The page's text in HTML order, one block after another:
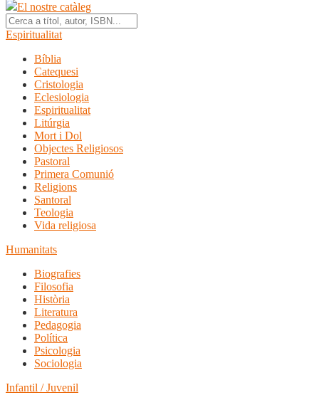
El nostre catàleg
Espiritualitat
Bíblia
Catequesi
Cristologia
Eclesiologia
Espiritualitat
Litúrgia
Mort i Dol
Objectes Religiosos
Pastoral
Primera Comunió
Religions
Santoral
Teologia
Vida religiosa
Humanitats
Biografies
Filosofia
Història
Literatura
Pedagogia
Política
Psicologia
Sociologia
Infantil / Juvenil